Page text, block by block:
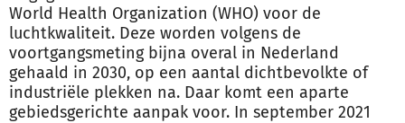
World Health Organization (WHO) voor de
luchtkwaliteit. Deze worden volgens de
voortgangsmeting bijna overal in Nederland
gehaald in 2030, op een aantal dichtbevolkte of
industriële plekken na. Daar komt een aparte
gebiedsgerichte aanpak voor. In september 2021